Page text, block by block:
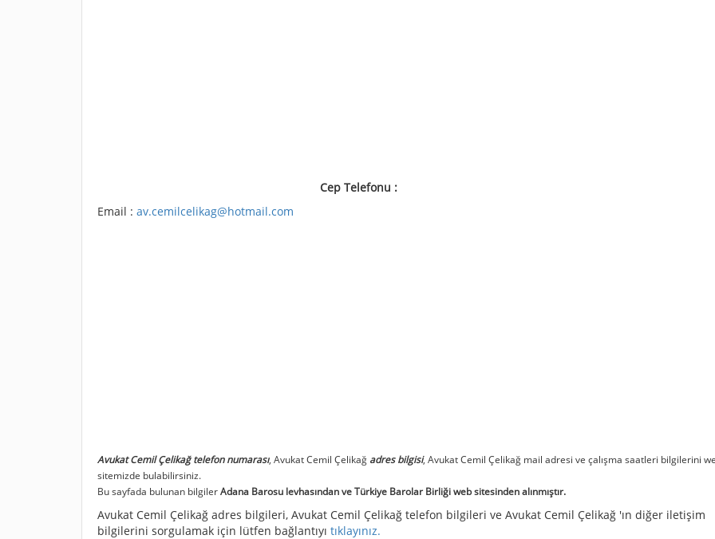
Cep Telefonu :
Email : av.cemilcelikag@hotmail.com
Avukat Cemil Çelikağ telefon numarası, Avukat Cemil Çelikağ adres bilgisi, Avukat Cemil Çelikağ mail adresi ve çalışma saatleri bilgilerini
sitemizde bulabilirsiniz.
Bu sayfada bulunan bilgilerAdana Barosu levhasından ve Türkiye Barolar Birliği web sitesinden alınmıştır.
Avukat Cemil Çelikağ adres bilgileri, Avukat Cemil Çelikağ telefon bilgileri ve Avukat Cemil Çelikağ 'ın diğer iletişim
bilgilerini sorgulamak için lütfen bağlantıyı tıklayınız.